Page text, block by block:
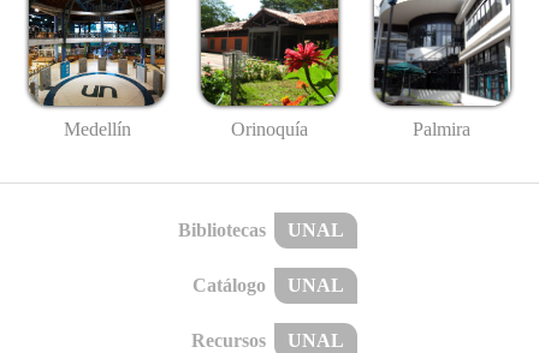
Medellín Orinoquía Palmira
Bibliotecas UNAL
Catálogo UNAL
Recursos UNAL